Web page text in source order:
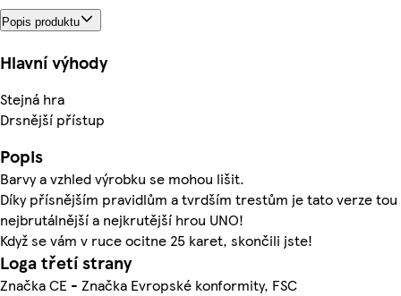
Popis produktu
Hlavní výhody
Stejná hra
Drsnější přístup
Popis
Barvy a vzhled výrobku se mohou lišit.
Díky přísnějším pravidlům a tvrdším trestům je tato verze tou
nejbrutálnější a nejkrutější hrou UNO!
Když se vám v ruce ocitne 25 karet, skončili jste!
Loga třetí strany
Značka CE - Značka Evropské konformity, FSC